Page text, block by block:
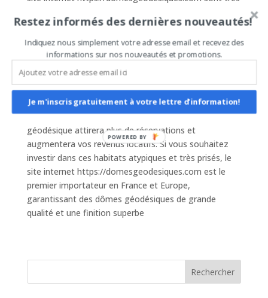
Opter pour un dôme géodésique comme logement
sur AirBnb est non seulement une décision écologique
et esthétique, mais aussi un choix financier judicieux.
En effet, les voyageurs sont de plus en plus enclins à
payer un supplément pour vivre une expérience unique
et mémorable. En conséquence, votre dôme
géodésique attirera plus de réservations et
augmentera vos revenus locatifs. Si vous souhaitez
investir dans ces habitats atypiques et très prisés, le
site internet https://domesgeodesiques.com est le
premier importateur en France et Europe,
garantissant des dômes géodésiques de grande
qualité et une finition superbe
Rechercher
Restez informés des dernières nouveautés!
Indiquez nous simplement votre adresse email et recevez des
informations sur nos nouveautés et promotions.
Je m'inscris gratuitement à votre lettre d'information!
POWERED BY